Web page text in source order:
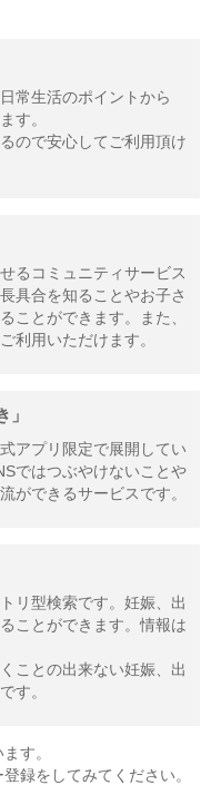
常生活のポイントから
す。
ので安心してご利用頂け
るコミュニティサービス
具合を知ることやお子さ
ことができます。また、
利用いただけます。
アプリ限定で展開してい
ではつぶやけないことや
ができるサービスです。
リ型検索です。妊娠、出
ことができます。情報は
ことの出来ない妊娠、出
す。
す。
録をしてみてください。